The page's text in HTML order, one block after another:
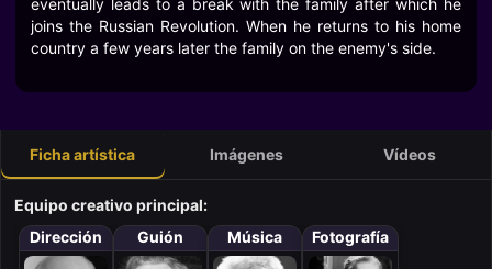
eventually leads to a break with the family after which he
joins the Russian Revolution. When he returns to his home
country a few years later the family on the enemy's side.
Ficha artística Imágenes Vídeos
Equipo creativo principal:
Dirección
Guión Música Fotografía